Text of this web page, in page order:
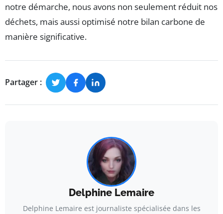
notre démarche, nous avons non seulement réduit nos
déchets, mais aussi optimisé notre bilan carbone de
manière significative.
Partager :
Delphine Lemaire
Delphine Lemaire est journaliste spécialisée dans les